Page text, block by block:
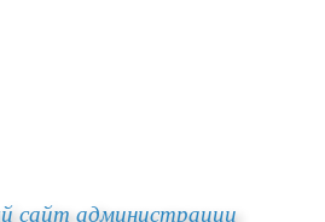
сайт администрации